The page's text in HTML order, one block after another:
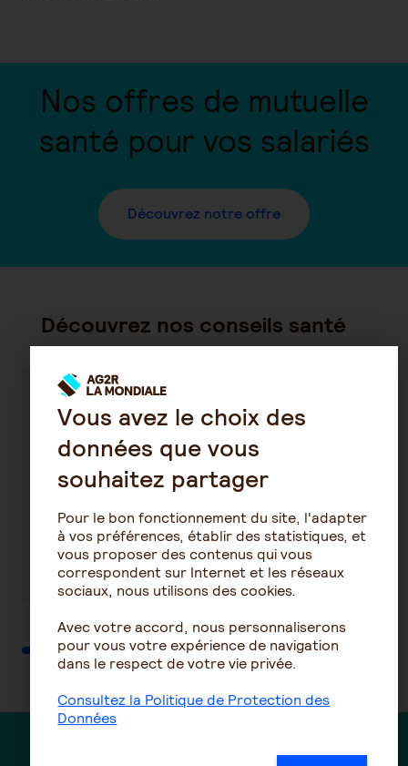
Nos offres de mutuelle
santé pour vos salariés
Découvrez notre offre
Découvrez nos conseils santé
Tout ce qu'il
faut savoir
sur la
mutuelle
d'entreprise
En savoir plus
Loi Evin et
maintien de la
mutuelle
d'entreprise :
comment ça
marche ?
En savoir plus
Vous avez le choix des
données que vous
souhaitez partager
Pour le bon fonctionnement du site, l'adapter
à vos préférences, établir des statistiques, et
vous proposer des contenus qui vous
correspondent sur Internet et les réseaux
sociaux, nous utilisons des cookies.
Avec votre accord, nous personnaliserons
pour vous votre expérience de navigation
dans le respect de votre vie privée.
Consultez la Politique de Protection des
Données